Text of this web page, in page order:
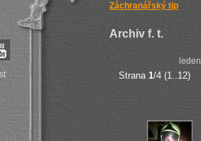
Záchranářský tip
Archiv f. t.
leden
Strana 1/4 (1..12)